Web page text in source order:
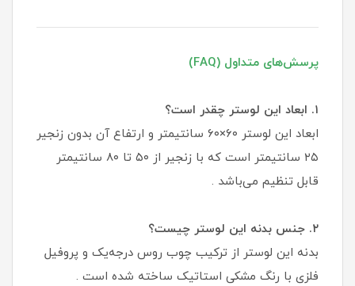
پرسش‌های متداول (FAQ)
۱. ابعاد این لوستر چقدر است؟
ابعاد این لوستر ۶۰×۶۰ سانتیمتر و ارتفاع آن بدون زنجیر
۲۵ سانتیمتر است که با زنجیر از ۵۰ تا ۸۰ سانتیمتر
قابل تنظیم می‌باشد .
۲. جنس بدنه این لوستر چیست؟
بدنه این لوستر از ترکیب چوب روس درجه‌یک و پروفیل
فلزی با رنگ مشکی استاتیک ساخته شده است .